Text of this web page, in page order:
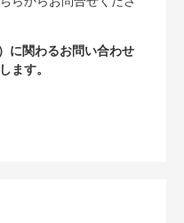
に関わるお問い合わせ
ます。